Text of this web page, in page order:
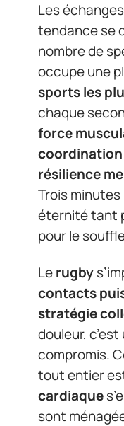
Les
tendance se
nombre de
occupe une
sports les
chaque
force
coordination
résilience
Trois
éternité tant
pour le
Lerugby
contacts
stratégie
douleur,
compromis.
tout entier
cardiaque
sont